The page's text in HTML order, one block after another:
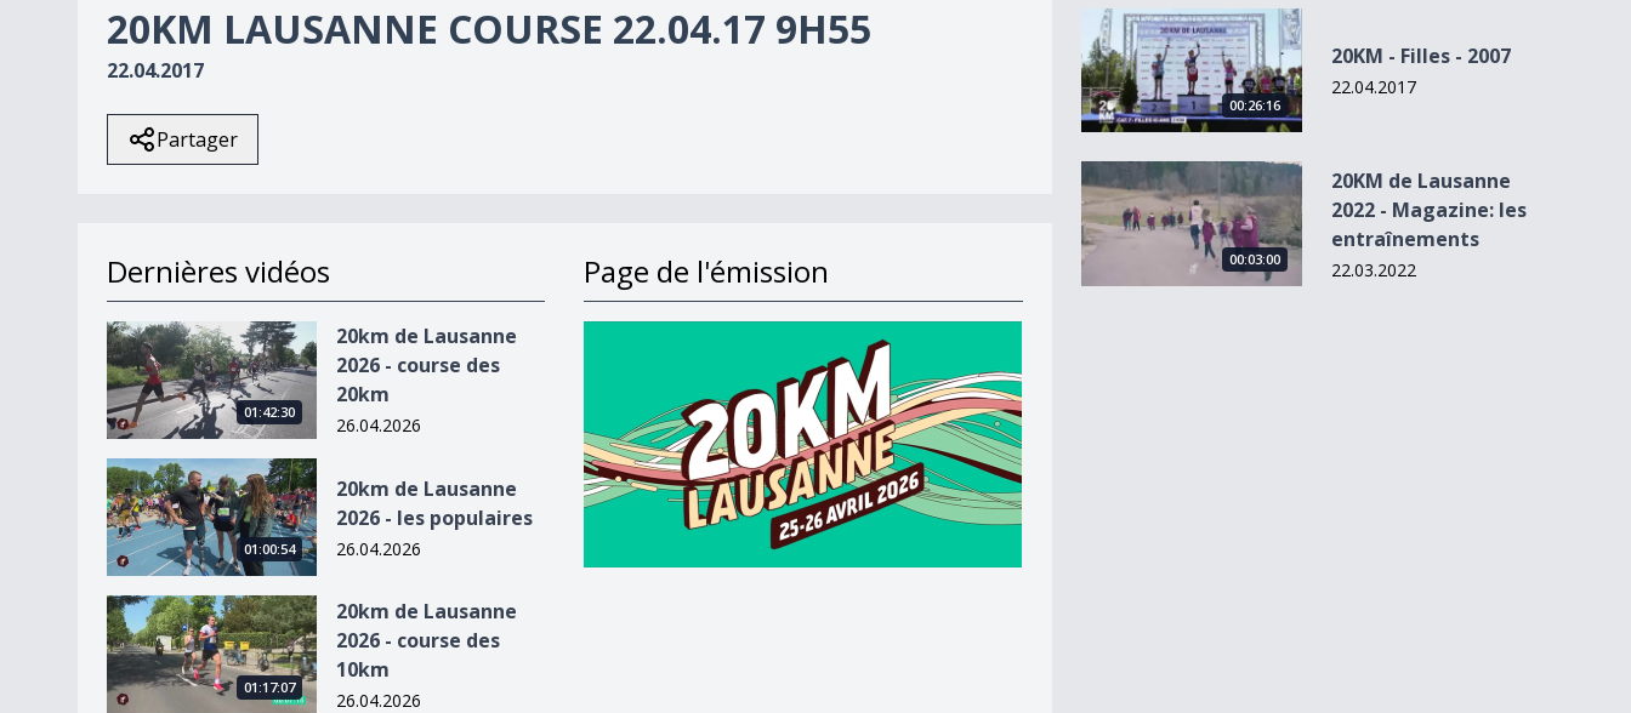
20KM LAUSANNE COURSE 22.04.17 9H55
22.04.2017
Partager
Dernières vidéos
20km de Lausanne 2026 - course des 20km
01:42:30
20km de Lausanne
2026 - course des
20km
26.04.2026
20km de Lausanne 2026 - les populaires
01:00:54
20km de Lausanne
2026 - les populaires
26.04.2026
20km de Lausanne 2026 - course des 10km
01:17:07
20km de Lausanne
2026 - course des
10km
26.04.2026
Page de l'émission
20KM - Filles - 2007
00:26:16
20KM - Filles - 2007
22.04.2017
20KM de Lausanne 2022 - Magazine: les entraînements
00:03:00
20KM de Lausanne
2022 - Magazine: les
entraînements
22.03.2022